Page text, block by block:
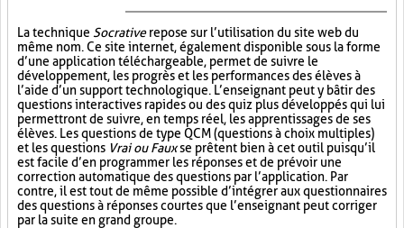
La technique Socrativerepose sur l’utilisation du site web du
même nom. Ce site internet, également disponible sous la forme
d’une application téléchargeable, permet de suivre le
développement, les progrès et les performances des élèves à
l’aide d’un support technologique. L’enseignant peut y bâtir des
questions interactives rapides ou des quiz plus développés qui lui
permettront de suivre, en temps réel, les apprentissages de ses
élèves. Les questions de type QCM (questions à choix multiples)
et les questions Vrai ou Fauxse prêtent bien à cet outil puisqu’il
est facile d’en programmer les réponses et de prévoir une
correction automatique des questions par l’application. Par
contre, il est tout de même possible d’intégrer aux questionnaires
des questions à réponses courtes que l’enseignant peut corriger
par la suite en grand groupe.